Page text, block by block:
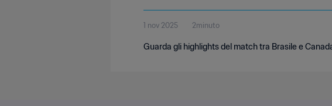
1 nov 2025 2minuto
Guarda gli highlights del match tra Brasile e